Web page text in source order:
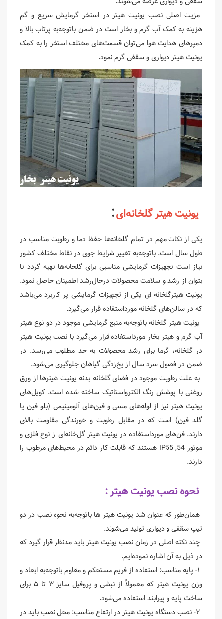
مزیت اصلی نصب یونیت هیتر در استخر گرمایش سریع و گم
هزینه به کمک آب گرم و بخار است در ضمن باتوجه‌به پرتاب بالا و
دمپرهای هدایت هوا می‌توان قسمت‌های مختلف استخر را به کمک
یونیت هیتر دیواری و سقفی گرم نمود.
یونیت هیتر گلخانه‌ای:
یکی از نکات مهم در تمام گلخانه‌ها حفظ دما و رطوبت مناسب در
طول سال است. باتوجه‌به تغییر شرایط جوی در نقاط مختلف کشور
نیاز است تجهیزات گرمایشی مناسبی برای گلخانه‌ها تهیه گردد تا
بتوان از رشد و سلامت محصولات درحال‌رشد اطمینان حاصل نمود.
یونیت هیترگلخانه ای یکی از تجهیزات گرمایشی پر کاربرد می‌باشد
که در سالن‌های گلخانه مورداستفاده قرار می‌گیرد.
یونیت هیتر گلخانه باتوجه‌به منبع گرمایشی موجود در دو نوع هیتر
آب گرم و هیتر بخار مورداستفاده قرار می‌گیرد با نصب یونیت هیتر
در گلخانه، گرما برای رشد محصولات به حد مطلوب می‌رسد. در
ضمن در فصول سرد سال از یخ‌زدگی گیاهان جلوگیری می‌شود.
به علت رطوبت موجود در فضای گلخانه بدنه یونیت هیترها از ورق
روغنی با پوشش رنگ الکترواستاتیک ساخته شده است. کویل‌های
یونیت هیتر نیز از لوله‌های مسی و فین‌های آلومینیمی (بلو فین یا
گلد فین) است که در مقابل رطوبت و خورندگی مقاومت بالای
دارند. فن‌های مورداستفاده در یونیت هیتر گل‌خانه‌ای از نوع فلزی و
موتور IP55 ,54 هستند که قابلت کار دائم در محیط‌های مرطوب را
دارند.
نحوه نصب یونیت هیتر :
همان‌طور که عنوان شد یونیت هیتر ها باتوجه‌به نحوه نصب در دو
تیپ سقفی و دیواری تولید می‌شوند.
چند نکته اصلی در زمان نصب یونیت هیتر باید مدنظر قرار گیرد که
در ذیل به آن اشاره نموده‌ایم.
۱- پایه مناسب: استفاده از فریم مستحکم و مقاوم باتوجه‌به ابعاد و
وزن یونیت هیتر که معمولاً از نبشی و پروفیل سایز ۳ تا ۵ برای
ساخت پایه و پیرابند استفاده می‌شود.
۲- نصب دستگاه یونیت هیتر در ارتفاع مناسب: محل نصب باید در